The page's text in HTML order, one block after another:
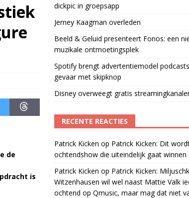
de
is
dickpic in groepsapp
Jerney Kaagman overleden
Beeld & Geluid presenteert Fonos: een
muzikale ontmoetingsplek
Spotify brengt advertentiemodel
gevaar met skipknop
Disney overweegt gratis
RECENTE REACTIES
Patrick Kicken op Patrick Kicken: Dit
ochtendshow die uiteindelijk gaat winnen
Patrick Kicken op Patrick Kicken:
Witzenhausen wil wel naast Mattie Valk
ochtend op Qmusic, maar mag dat niet